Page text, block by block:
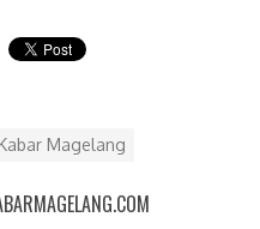
Magelang